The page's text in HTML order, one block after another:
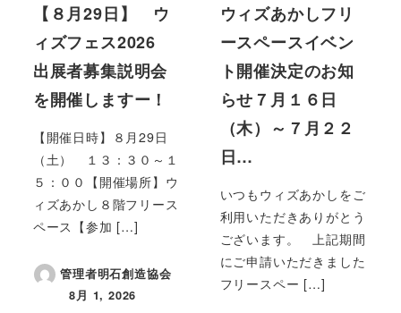
【８月29日】 ウ
ィズフェス2026
出展者募集説明会
を開催しますー！
【開催日時】８月29日
（土） １３：３０～１
５：００【開催場所】ウ
ィズあかし８階フリース
ペース【参加 […]
管理者明石創造協会
投稿日
8月 1, 2026
ウィズあかしフリ
ースペースイベン
ト開催決定のお知
らせ７月１６日
（木）～７月２２
日…
いつもウィズあかしをご
利用いただきありがとう
ございます。 上記期間
にご申請いただきました
フリースペー […]